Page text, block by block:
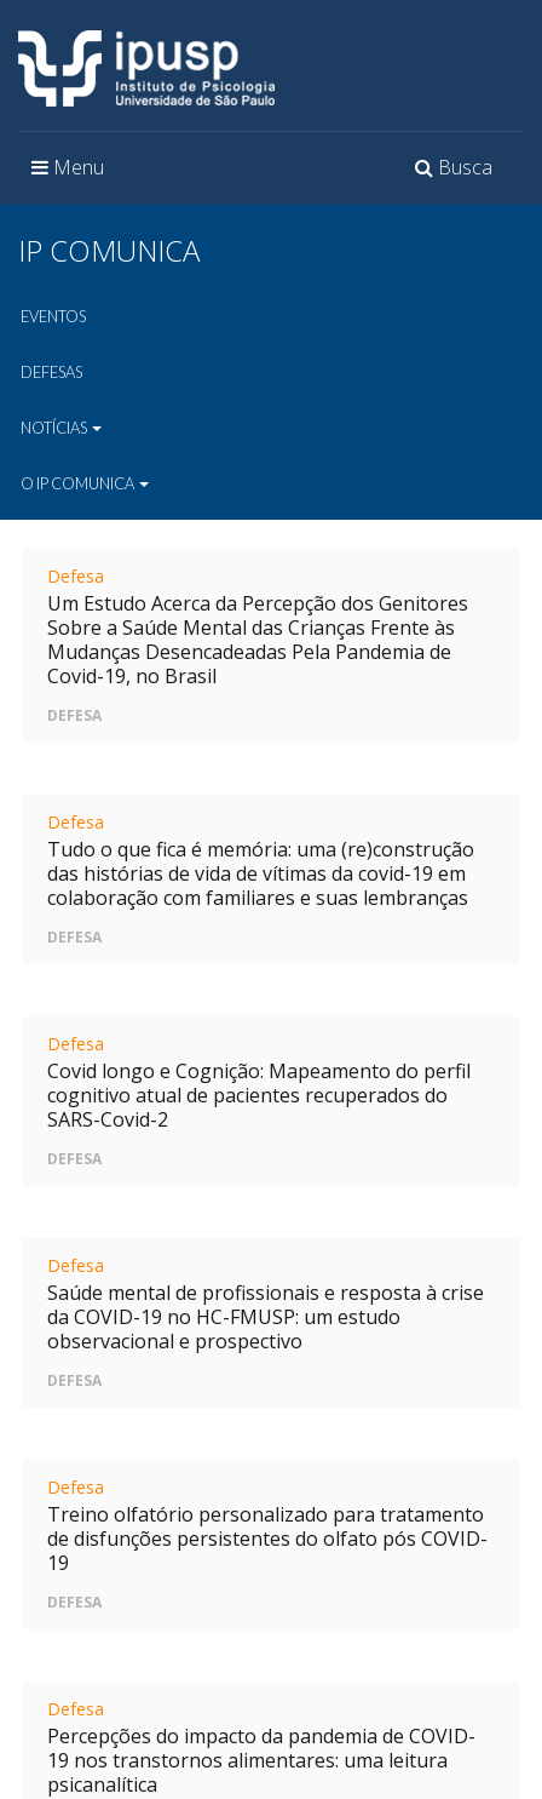
Toggle
Busca
Toggle
Menu
IP COMUNICA
EVENTOS
DEFESAS
NOTÍCIAS
O IP COMUNICA
Defesa
Um Estudo Acerca da Percepção dos Genitores
Sobre a Saúde Mental das Crianças Frente às
Mudanças Desencadeadas Pela Pandemia de
Covid-19, no Brasil
DEFESA
Defesa
Tudo o que fica é memória: uma (re)construção
das histórias de vida de vítimas da covid-19 em
colaboração com familiares e suas lembranças
DEFESA
Defesa
Covid longo e Cognição: Mapeamento do perfil
cognitivo atual de pacientes recuperados do
SARS-Covid-2
DEFESA
Defesa
Saúde mental de profissionais e resposta à crise
da COVID-19 no HC-FMUSP: um estudo
observacional e prospectivo
DEFESA
Defesa
Treino olfatório personalizado para tratamento
de disfunções persistentes do olfato pós COVID-
19
DEFESA
Defesa
Percepções do impacto da pandemia de COVID-
19 nos transtornos alimentares: uma leitura
psicanalítica